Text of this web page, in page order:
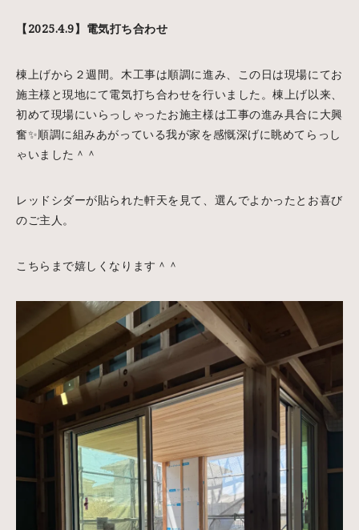
【2025.4.9】電気打ち合わせ
棟上げから２週間。木工事は順調に進み、この日は現場にてお
施主様と現地にて電気打ち合わせを行いました。棟上げ以来、
初めて現場にいらっしゃったお施主様は工事の進み具合に大興
奮✨順調に組みあがっている我が家を感慨深げに眺めてらっし
ゃいました＾＾
レッドシダーが貼られた軒天を見て、選んでよかったとお喜び
のご主人。
こちらまで嬉しくなります＾＾